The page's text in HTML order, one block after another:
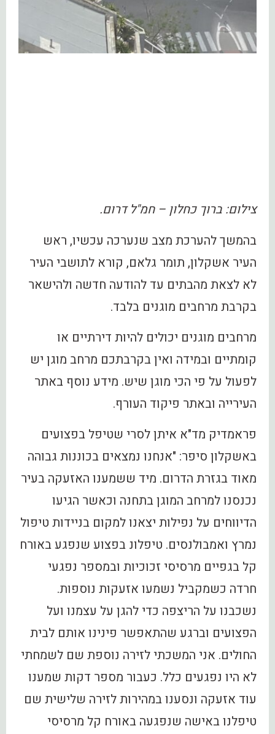
צילום: ברוך כחלון – חמ"ל דרום.
בהמשך להערכת מצב שנערכה עכשיו, ראש
העיר אשקלון, תומר גלאם, קורא לתושבי העיר
לא לצאת מהבתים עד להודעה חדשה ולהישאר
בקרבת מרחבים מוגנים בלבד.
מרחבים מוגנים יכולים להיות דירתיים או
קומתיים ובמידה ואין בקרבתכם מרחב מוגן יש
לפעול על פי הכי מוגן שיש. מידע נוסף באתר
העירייה ובאתר פיקוד העורף.
פראמדיק מד"א איתן לסרי שטיפל בפצועים
באשקלון סיפר: "אנחנו נמצאים בכוננות גבוהה
מאוד בגזרת הדרום. מיד ששמענו האזעקה בעיר
נכנסנו למרחב המוגן בתחנה וכאשר הגיעו
הדיווחים על נפילות יצאנו למקום בניידות טיפול
נמרץ ואמבולנסים. טיפלונ בפצוע שנפגע באורח
קל בגפיים מרסיסי זכוכיות ובמספר נפגעי
חרדה כשמקביל נשמעו אזעקות נוספות.
נשכבנו על הריצפה כדי להגן על עצמנו ועל
הפצועים וברגע שהתאפשר פינינו אותם לבית
החולים. אני המשכתי לזירה נוספת שם לשמחתי
לא היו נפגעים כלל. כעבור מספר דקות שמענו
עוד אזעקה ונסענו במהירות לזירה שלישית שם
טיפלנו באישה שנפגעה באורח קל מרסיסי